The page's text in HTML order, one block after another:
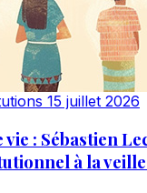
15 juillet 2026
: Sébastien
à la